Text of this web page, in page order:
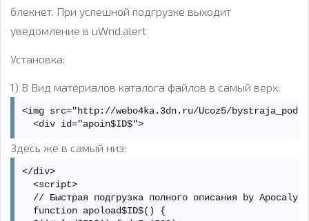
блекнет. При успешной подгрузке выходит
уведомление в uWnd.alert
Установка:
1) В Вид материалов каталога файлов в самый верх:
<img src="http://webo4ka.3dn.ru/Ucoz5/
  <div id="apoin$ID$">
Здесь же в самый низ:
</div>
  <script>
// Быстрая подгрузка полного описания by
  function apoload$ID$() {